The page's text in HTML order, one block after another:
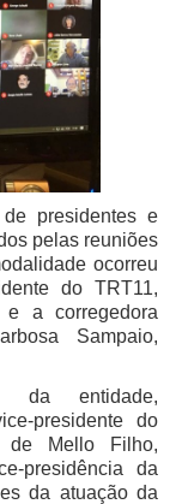
de Tabelas
e Ciência de
presidentes e
pelas reuniões
ocorreu
do TRT11,
e a corregedora
Sampaio,
da entidade,
presidente do
de Mello Filho,
presidência da
da atuação da